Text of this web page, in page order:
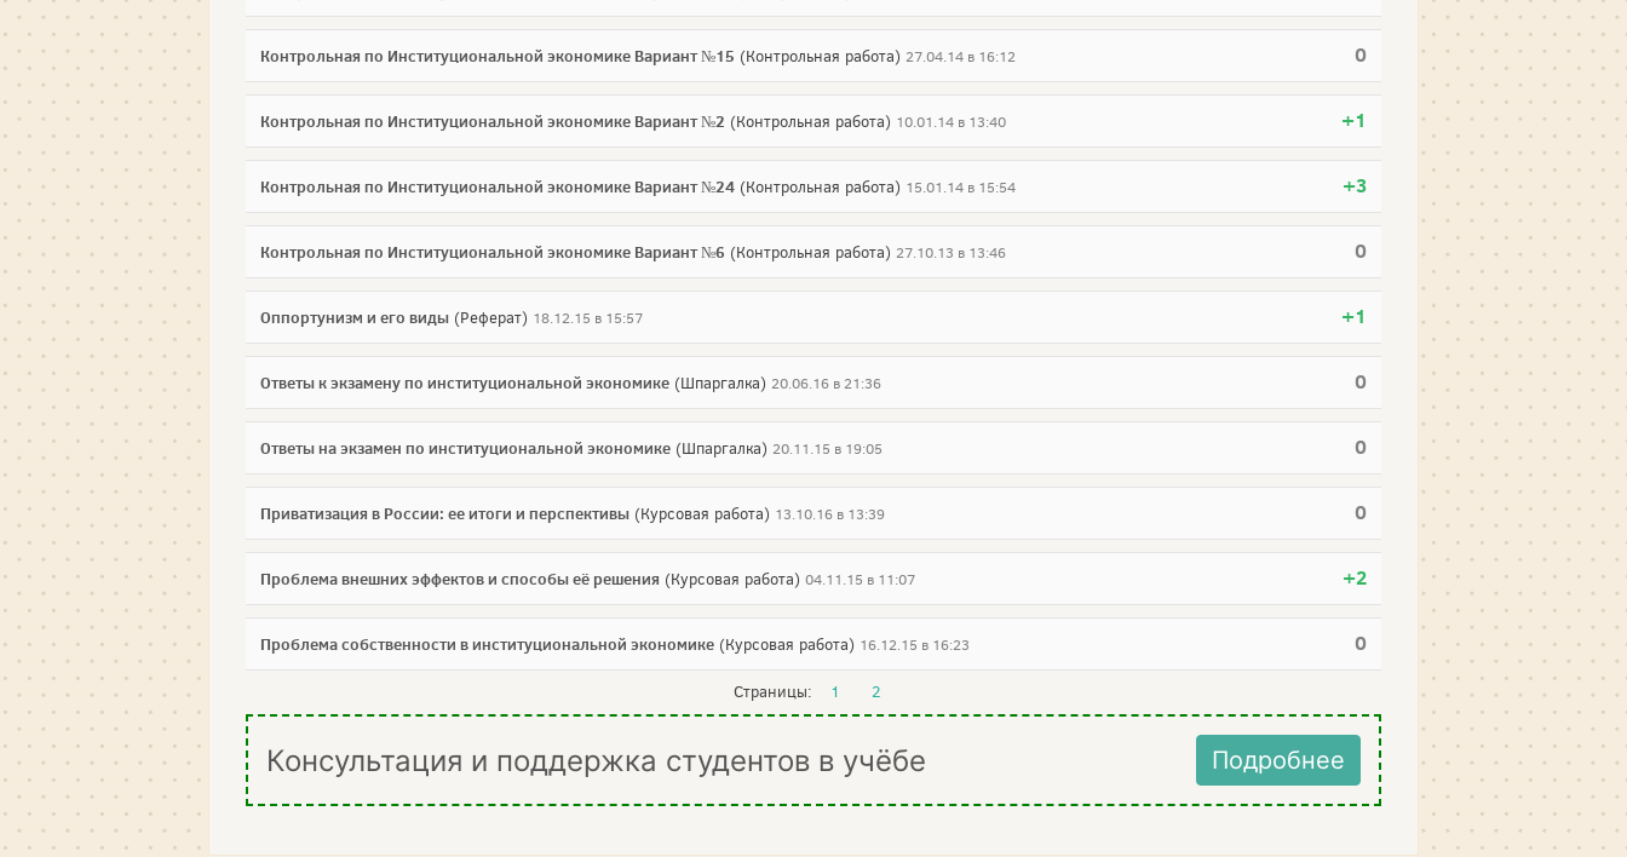
0
Контрольная по Институциональной экономике Вариант №15 (Контрольная работа) 27.04.14 в 16:12
+1
Контрольная по Институциональной экономике Вариант №2 (Контрольная работа) 10.01.14 в 13:40
+3
Контрольная по Институциональной экономике Вариант №24 (Контрольная работа) 15.01.14 в 15:54
0
Контрольная по Институциональной экономике Вариант №6 (Контрольная работа) 27.10.13 в 13:46
+1
Оппортунизм и его виды (Реферат) 18.12.15 в 15:57
0
Ответы к экзамену по институциональной экономике (Шпаргалка) 20.06.16 в 21:36
0
Ответы на экзамен по институциональной экономике (Шпаргалка) 20.11.15 в 19:05
0
Приватизация в России: ее итоги и перспективы (Курсовая работа) 13.10.16 в 13:39
+2
Проблема внешних эффектов и способы её решения (Курсовая работа) 04.11.15 в 11:07
0
Проблема собственности в институциональной экономике (Курсовая работа) 16.12.15 в 16:23
Страницы: 1 2
Консультация и поддержка студентов в учёбе Подробнее